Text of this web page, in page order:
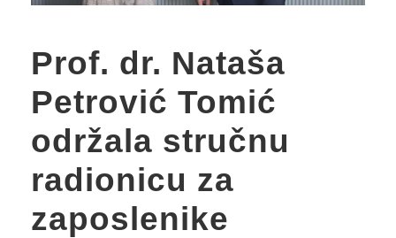
Prof. dr. Nataša
Petrović Tomić
održala stručnu
radionicu za
zaposlenike